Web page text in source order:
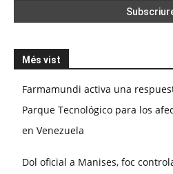
Més vist
Farmamundi activa una
Parque Tecnológico para los
en Venezuela
Dol oficial a Manises, foc